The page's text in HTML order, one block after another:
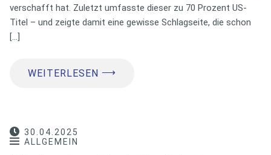
verschafft hat. Zuletzt umfasste dieser zu 70 Prozent US-
Titel – und zeigte damit eine gewisse Schlagseite, die schon
[…]
WEITERLESEN ⟶
30.04.2025
ALLGEMEIN